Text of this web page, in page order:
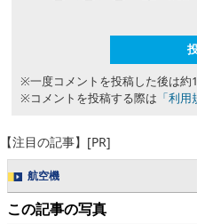
※一度コメントを投稿した後は約
※コメントを投稿する際は 「利用
【注目の記事】[PR]
航空機
この記事の写真